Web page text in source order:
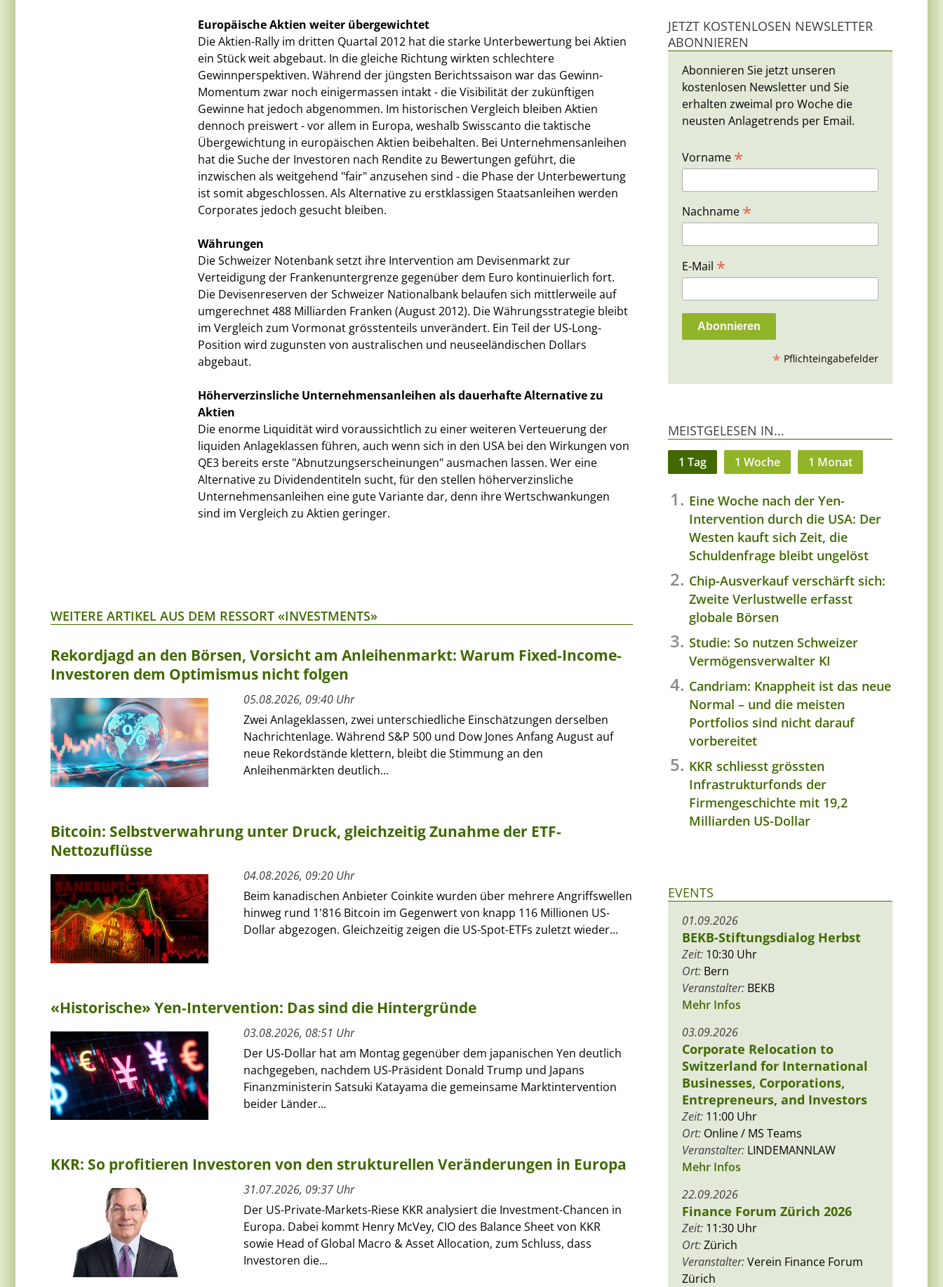
Europäische Aktien weiter übergewichtet
Die Aktien-Rally im dritten Quartal 2012 hat die starke Unterbewertung bei Aktien
ein Stück weit abgebaut. In die gleiche Richtung wirkten schlechtere
Gewinnperspektiven. Während der jüngsten Berichtssaison war das Gewinn-
Momentum zwar noch einigermassen intakt - die Visibilität der zukünftigen
Gewinne hat jedoch abgenommen. Im historischen Vergleich bleiben Aktien
dennoch preiswert - vor allem in Europa, weshalb Swisscanto die taktische
Übergewichtung in europäischen Aktien beibehalten. Bei Unternehmensanleihen
hat die Suche der Investoren nach Rendite zu Bewertungen geführt, die
inzwischen als weitgehend "fair" anzusehen sind - die Phase der Unterbewertung
ist somit abgeschlossen. Als Alternative zu erstklassigen Staatsanleihen werden
Corporates jedoch gesucht bleiben.
Währungen
Die Schweizer Notenbank setzt ihre Intervention am Devisenmarkt zur
Verteidigung der Frankenuntergrenze gegenüber dem Euro kontinuierlich fort.
Die Devisenreserven der Schweizer Nationalbank belaufen sich mittlerweile auf
umgerechnet 488 Milliarden Franken (August 2012). Die Währungsstrategie bleibt
im Vergleich zum Vormonat grösstenteils unverändert. Ein Teil der US-Long-
Position wird zugunsten von australischen und neuseeländischen Dollars
abgebaut.
Höherverzinsliche Unternehmensanleihen als dauerhafte Alternative zu
Aktien
Die enorme Liquidität wird voraussichtlich zu einer weiteren Verteuerung der
liquiden Anlageklassen führen, auch wenn sich in den USA bei den Wirkungen von
QE3 bereits erste "Abnutzungserscheinungen" ausmachen lassen. Wer eine
Alternative zu Dividendentiteln sucht, für den stellen höherverzinsliche
Unternehmensanleihen eine gute Variante dar, denn ihre Wertschwankungen
sind im Vergleich zu Aktien geringer.
WEITERE ARTIKEL AUS DEM RESSORT «INVESTMENTS»
Rekordjagd an den Börsen, Vorsicht am Anleihenmarkt: Warum Fixed-Income-
Investoren dem Optimismus nicht folgen
05.08.2026, 09:40 Uhr
Zwei Anlageklassen, zwei unterschiedliche Einschätzungen derselben
Nachrichtenlage. Während S&P 500 und Dow Jones Anfang August auf
neue Rekordstände klettern, bleibt die Stimmung an den
Anleihenmärkten deutlich...
Bitcoin: Selbstverwahrung unter Druck, gleichzeitig Zunahme der ETF-
Nettozuflüsse
04.08.2026, 09:20 Uhr
Beim kanadischen Anbieter Coinkite wurden über mehrere Angriffswellen
hinweg rund 1'816 Bitcoin im Gegenwert von knapp 116 Millionen US-
Dollar abgezogen. Gleichzeitig zeigen die US-Spot-ETFs zuletzt wieder...
«Historische» Yen-Intervention: Das sind die Hintergründe
03.08.2026, 08:51 Uhr
Der US-Dollar hat am Montag gegenüber dem japanischen Yen deutlich
nachgegeben, nachdem US-Präsident Donald Trump und Japans
Finanzministerin Satsuki Katayama die gemeinsame Marktintervention
beider Länder...
KKR: So profitieren Investoren von den strukturellen Veränderungen in Europa
31.07.2026, 09:37 Uhr
Der US-Private-Markets-Riese KKR analysiert die Investment-Chancen in
Europa. Dabei kommt Henry McVey, CIO des Balance Sheet von KKR
sowie Head of Global Macro & Asset Allocation, zum Schluss, dass
Investoren die...
JETZT KOSTENLOSEN NEWSLETTER
ABONNIEREN
Abonnieren Sie jetzt unseren
kostenlosen Newsletter und Sie
erhalten zweimal pro Woche die
neusten Anlagetrends per Email.
Vorname *
Nachname *
E-Mail *
* Pflichteingabefelder
MEISTGELESEN IN...
1 Tag 1 Woche 1 Monat
Eine Woche nach der Yen-
Intervention durch die USA: Der
Westen kauft sich Zeit, die
Schuldenfrage bleibt ungelöst
Chip-Ausverkauf verschärft sich:
Zweite Verlustwelle erfasst
globale Börsen
Studie: So nutzen Schweizer
Vermögensverwalter KI
Candriam: Knappheit ist das neue
Normal – und die meisten
Portfolios sind nicht darauf
vorbereitet
KKR schliesst grössten
Infrastrukturfonds der
Firmengeschichte mit 19,2
Milliarden US-Dollar
EVENTS
01.09.2026
BEKB-Stiftungsdialog Herbst
Zeit: 10:30 Uhr
Ort: Bern
Veranstalter: BEKB
Mehr Infos
03.09.2026
Corporate Relocation to
Switzerland for International
Businesses, Corporations,
Entrepreneurs, and Investors
Zeit: 11:00 Uhr
Ort: Online / MS Teams
Veranstalter: LINDEMANNLAW
Mehr Infos
22.09.2026
Finance Forum Zürich 2026
Zeit: 11:30 Uhr
Ort:Zürich
Veranstalter:Verein Finance Forum
Zürich